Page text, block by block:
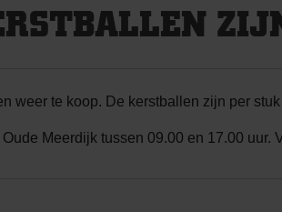
weer te koop. De kerstballen zijn per
Meerdijk tussen 09.00 en 17.00